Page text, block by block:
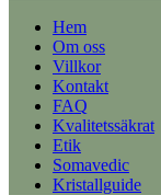
Hem
Om oss
Villkor
Kontakt
FAQ
Kvalitetssäkrat
Etik
Somavedic
Kristallguide